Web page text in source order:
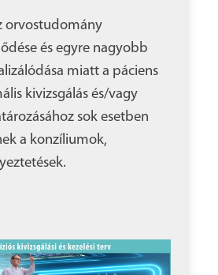
orvostudomány
és egyre nagyobb
miatt a páciens
kivizsgálás és/vagy
sok esetben
a konzíliumok,